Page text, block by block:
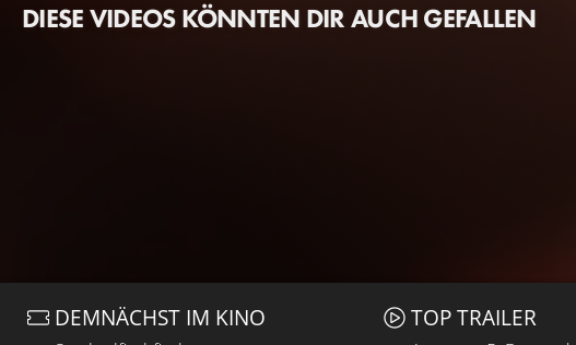
DIESE VIDEOS KÖNNTEN DIR AUCH GEFALLEN
DEMNÄCHST IM KINO TOP TRAILER